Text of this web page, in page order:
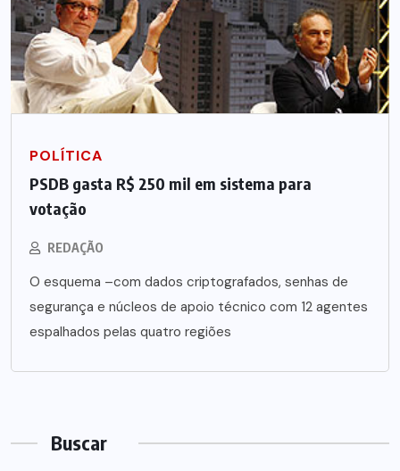
POLÍTICA
PSDB gasta R$ 250 mil em sistema para
votação
REDAÇÃO
O esquema –com dados criptografados, senhas de
segurança e núcleos de apoio técnico com 12 agentes
espalhados pelas quatro regiões
Buscar